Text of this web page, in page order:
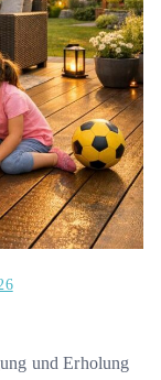
und Erholung